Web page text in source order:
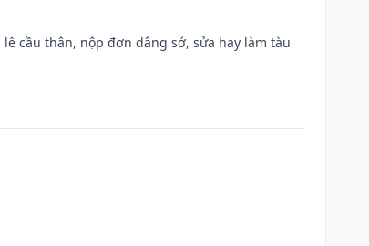
cầu thân, nộp đơn dâng sớ, sửa hay làm tàu